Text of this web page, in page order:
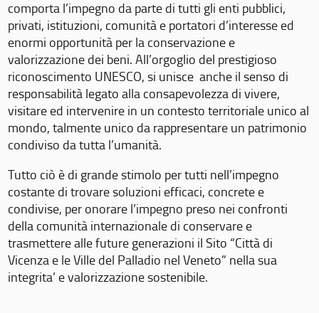
comporta l’impegno da parte di tutti gli enti pubblici,
privati, istituzioni, comunità e portatori d’interesse ed
enormi opportunità per la conservazione e
valorizzazione dei beni. All’orgoglio del prestigioso
riconoscimento UNESCO, si unisce anche il senso di
responsabilità legato alla consapevolezza di vivere,
visitare ed intervenire in un contesto territoriale unico al
mondo, talmente unico da rappresentare un patrimonio
condiviso da tutta l’umanità.
Tutto ciò è di grande stimolo per tutti nell’impegno
costante di trovare soluzioni efficaci, concrete e
condivise, per onorare l’impegno preso nei confronti
della comunità internazionale di conservare e
trasmettere alle future generazioni il Sito “Città di
Vicenza e le Ville del Palladio nel Veneto” nella sua
integrita’ e valorizzazione sostenibile.